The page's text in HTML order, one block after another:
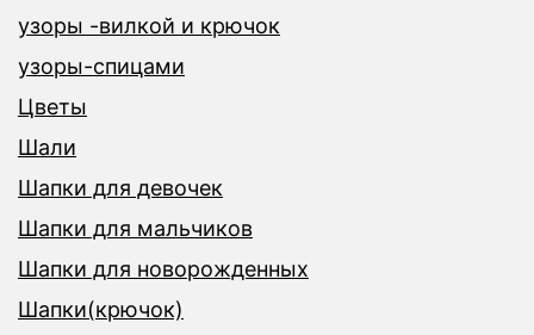
узоры -вилкой и крючок
узоры-спицами
Цветы
Шали
Шапки для девочек
Шапки для мальчиков
Шапки для новорожденных
Шапки(крючок)